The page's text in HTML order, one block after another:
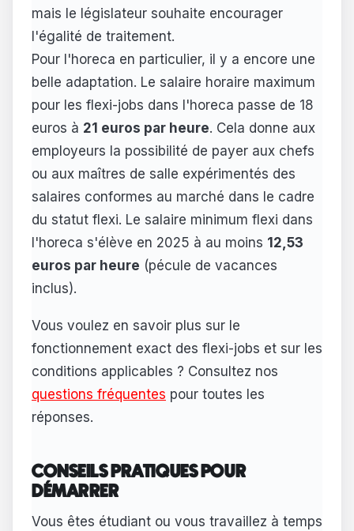
mais le législateur souhaite encourager
l'égalité de traitement.
Pour l'horeca en particulier, il y a encore une
belle adaptation. Le salaire horaire maximum
pour les flexi-jobs dans l'horeca passe de 18
euros à 21 euros par heure. Cela donne aux
employeurs la possibilité de payer aux chefs
ou aux maîtres de salle expérimentés des
salaires conformes au marché dans le cadre
du statut flexi. Le salaire minimum flexi dans
l'horeca s'élève en 2025 à au moins 12,53
euros par heure (pécule de vacances
inclus).
Vous voulez en savoir plus sur le
fonctionnement exact des flexi-jobs et sur les
conditions applicables ? Consultez nos
questions fréquentes pour toutes les
réponses.
CONSEILS PRATIQUES POUR
DÉMARRER
Vous êtes étudiant ou vous travaillez à temps